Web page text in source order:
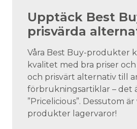
Upptäck Best
prisvärda
Våra Best Buy-produkter
kvalitet med bra priser
och prisvärt alternativ till
förbrukningsartiklar – det
”Pricelicious”. Dessutom
produkter lagervaror!